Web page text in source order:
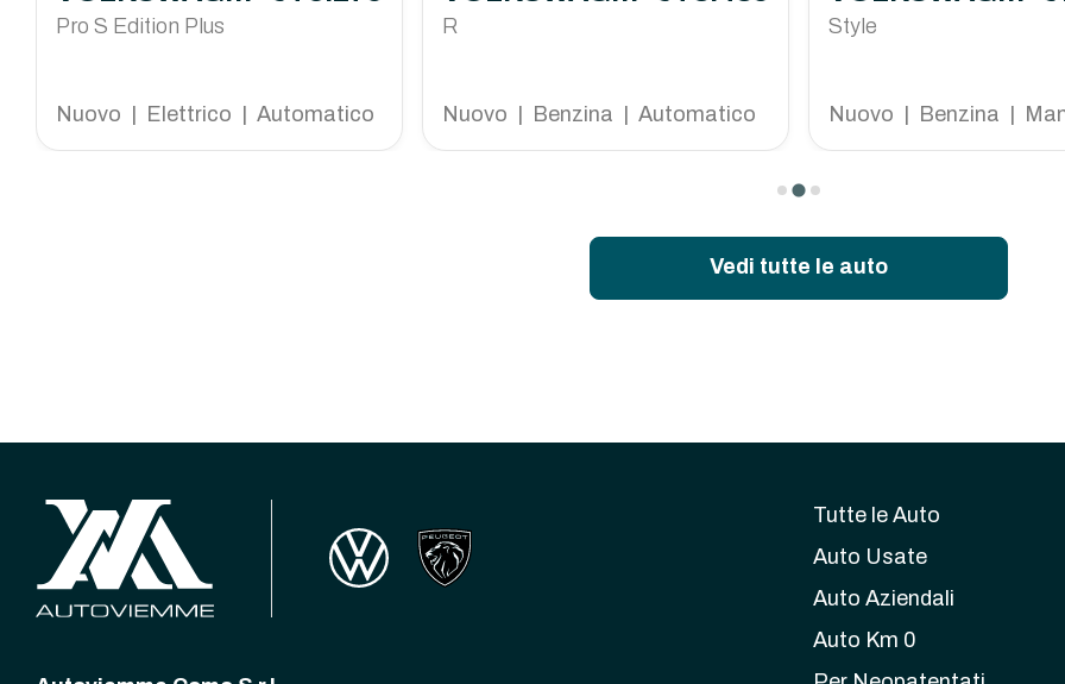
N ID.7
Pro S Edition Plus
Nuovo | Elettrico | Automatico
N Golf
R
Nuovo | Benzina | Automatico
N Polo
Style
Nuovo | Benzina |
Vedi tutte le auto
Tutte le Auto
Auto Usate
Auto Aziendali
Auto Km 0